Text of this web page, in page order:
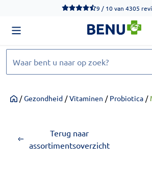
We werken momenteel hard aan het
9 / 10van 4305
Home
/ Gezondheid / Vitaminen / Probiotica /
Terug naar
assortimentsoverzicht